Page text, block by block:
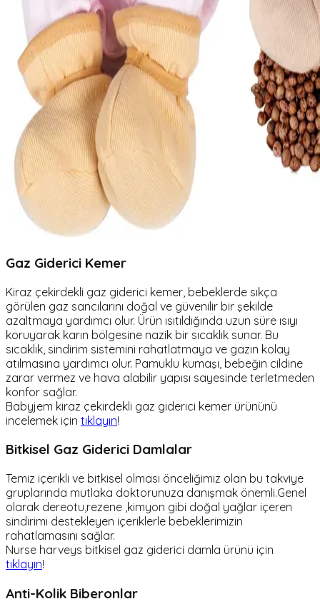
Gaz Giderici Kemer
Kiraz çekirdekli gaz giderici kemer, bebeklerde sıkça
görülen gaz sancılarını doğal ve güvenilir bir şekilde
azaltmaya yardımcı olur. Ürün ısıtıldığında uzun süre ısıyı
koruyarak karın bölgesine nazik bir sıcaklık sunar. Bu
sıcaklık, sindirim sistemini rahatlatmaya ve gazın kolay
atılmasına yardımcı olur. Pamuklu kumaşı, bebeğin cildine
zarar vermez ve hava alabilir yapısı sayesinde terletmeden
konfor sağlar.
Babyjem kiraz çekirdekli gaz giderici kemer ürününü
incelemek için tıklayın!
Bitkisel Gaz Giderici Damlalar
Temiz içerikli ve bitkisel olması önceliğimiz olan bu takviye
gruplarında mutlaka doktorunuza danışmak önemli.Genel
olarak dereotu,rezene ,kimyon gibi doğal yağlar içeren
sindirimi destekleyen içeriklerle bebeklerimizin
rahatlamasını sağlar.
Nurse harveys bitkisel gaz giderici damla ürünü için
tıklayın!
Anti-Kolik Biberonlar